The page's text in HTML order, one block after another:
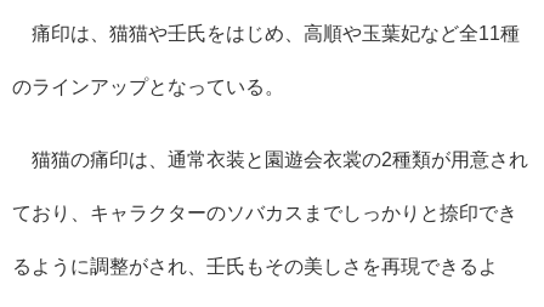
痛印は、猫猫や壬氏をはじめ、高順や玉葉妃など全11種
のラインアップとなっている。
猫猫の痛印は、通常衣装と園遊会衣裳の2種類が用意され
ており、キャラクターのソバカスまでしっかりと捺印でき
るように調整がされ、壬氏もその美しさを再現できるよ